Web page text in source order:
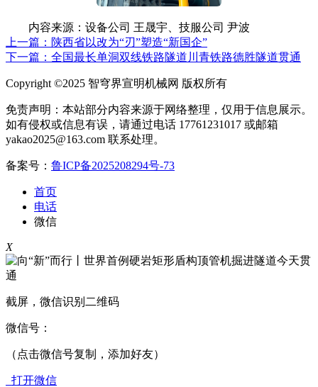
内容来源：设备公司 王晟宇、技服公司 尹波
上一篇：陕西省以改为“刃”塑造“新国企”
下一篇：全国最长单洞双线铁路隧道川青铁路德胜隧道贯通
Copyright ©2025 智穹界宣明机械网 版权所有
免责声明：本站部分内容来源于网络整理，仅用于信息展示。
如有侵权或信息有误，请通过电话 17761231017 或邮箱
yakao2025@163.com 联系处理。
备案号： 鲁ICP备2025208294号-73
首页
电话
微信
X
截屏，微信识别二维码
微信号：
（点击微信号复制，添加好友）
打开微信